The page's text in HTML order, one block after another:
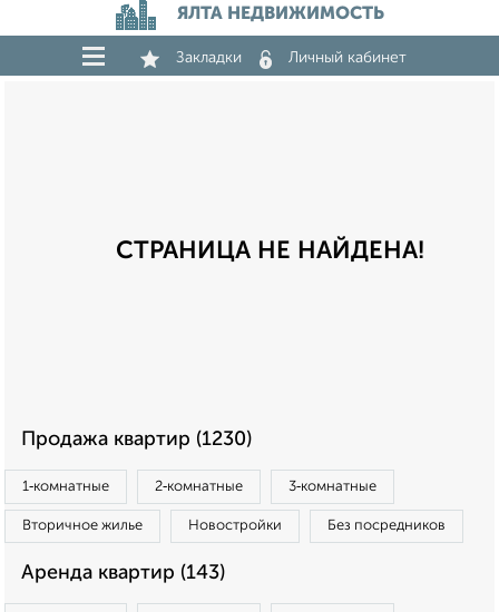
ЯЛТА НЕДВИЖИМОСТЬ
Закладки Личный кабинет
СТРАНИЦА НЕ НАЙДЕНА!
Продажа квартир (1230)
1‑комнатные 2‑комнатные 3‑комнатные
Вторичное жилье Новостройки Без посредников
Аренда квартир (143)